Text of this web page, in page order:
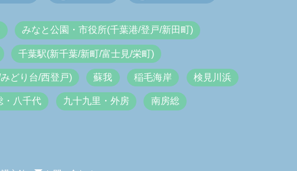
みなと公園・市役所(千葉港/登戸/新田町)
千葉駅(新千葉/新町/富士見/栄町)
どり台/西登戸) 蘇我 稲毛海岸 検見川浜
・八千代 九十九里・外房 南房総